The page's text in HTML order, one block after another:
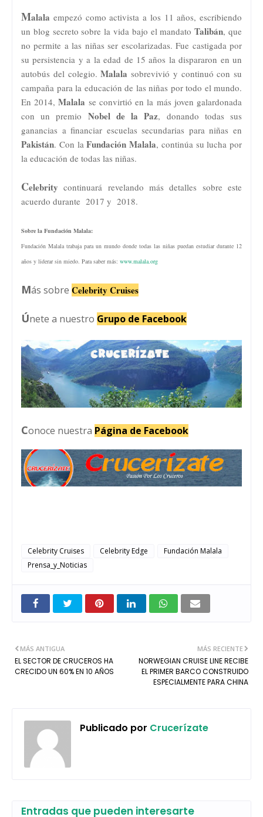
Malala empezó como activista a los 11 años, escribiendo
un blog secreto sobre la vida bajo el mandatoTalibán, que
no permite a las niñas ser escolarizadas. Fue castigada por
su persistencia y a la edad de 15 años la dispararon en un
autobús del colegio.Malala sobrevivió y continuó con su
campaña para la educación de las niñas por todo el mundo.
En 2014,Malala se convirtió en la más joven galardonada
con un premio Nobel de la Paz, donando todas sus
ganancias a financiar escuelas secundarias para niñas en
Pakistán. Con laFundación Malala, continúa su lucha por
la educación de todas las niñas.
Celebrity continuará revelando más detalles sobre este
acuerdo durante 2017 y 2018.
Sobre la Fundación Malala:
Fundación Malala trabaja para un mundo donde todas las niñas puedan estudiar durante 12
años y liderar sin miedo. Para saber más: www.malala.org
Más sobre Celebrity Cruises
Únete a nuestro Grupo de Facebook
Conoce nuestra Página de Facebook
Celebrity Cruises Celebrity Edge
Fundación Malala
Prensa_y_Noticias
MÁS RECIENTE
NORWEGIAN CRUISE LINE RECIBE
EL PRIMER BARCO CONSTRUIDO
ESPECIALMENTE PARA CHINA
MÁS ANTIGUA
EL SECTOR DE CRUCEROS HA
CRECIDO UN 60% EN 10 AÑOS
Publicado por Crucerízate
Entradas que pueden interesarte